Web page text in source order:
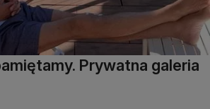
Prywatna galeria